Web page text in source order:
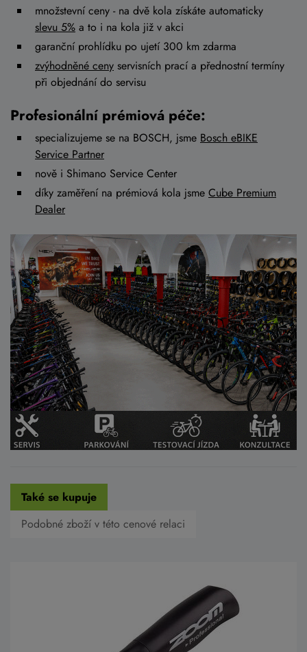
množstevní ceny - na dvě kola získáte automaticky
slevu 5% a to i na kola již v akci
garanční prohlídku po ujetí 300 km zdarma
zvýhodněné ceny servisních prací a přednostní termíny
při objednání do servisu
Profesionální prémiová péče:
specializujeme se na BOSCH, jsme Bosch eBIKE
Service Partner
nově i Shimano Service Center
díky zaměření na prémiová kola jsme Cube Premium
Dealer
Také se kupuje
Podobné zboží v této cenové relaci